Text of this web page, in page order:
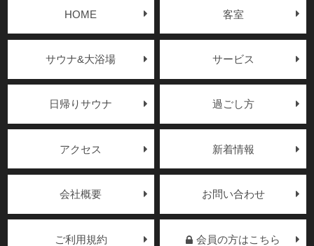
HOME 客室
サウナ&大浴場 サービス
日帰りサウナ 過ごし方
アクセス 新着情報
会社概要 お問い合わせ
ご利用規約 会員の方はこちら